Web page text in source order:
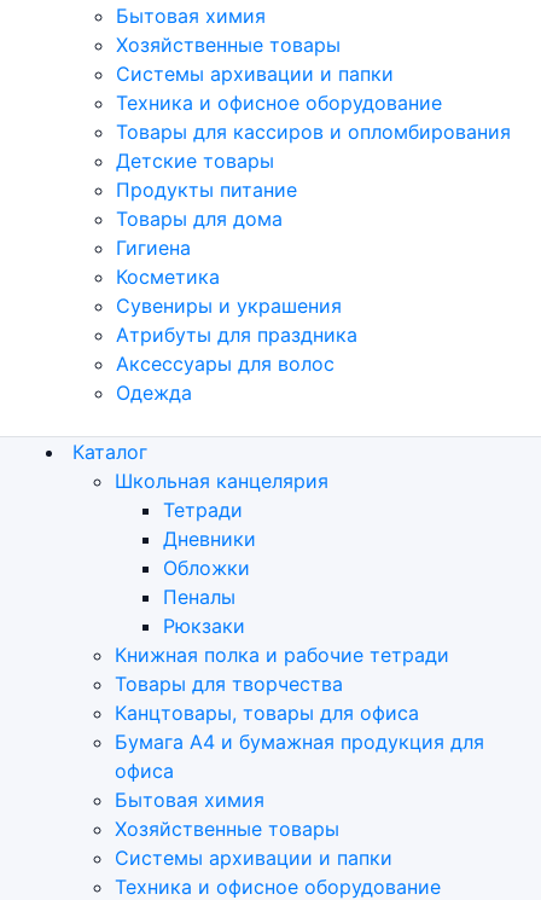
Бытовая химия
Хозяйственные товары
Системы архивации и папки
Техника и офисное оборудование
Товары для кассиров и опломбирования
Детские товары
Продукты питание
Товары для дома
Гигиена
Косметика
Сувениры и украшения
Атрибуты для праздника
Аксеcсуары для волос
Одежда
Каталог
Школьная канцелярия
Тетради
Дневники
Обложки
Пеналы
Рюкзаки
Книжная полка и рабочие тетради
Товары для творчества
Канцтовары, товары для офиса
Бумага А4 и бумажная продукция для
офиса
Бытовая химия
Хозяйственные товары
Системы архивации и папки
Техника и офисное оборудование